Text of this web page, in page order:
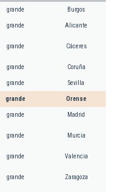
grande Burgos
grande Alicante
grande Cáceres
grande Coruña
grande Sevilla
grande Orense
grande Madrid
grande Murcia
grande Valencia
grande Zaragoza